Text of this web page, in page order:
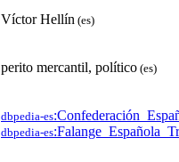
Víctor Hellín (es)
perito mercantil, político (es)
dbpedia-es
dbpedia-es